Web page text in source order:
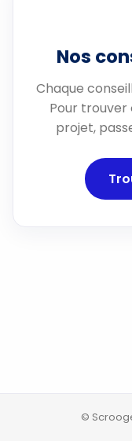
Nos
Chaque
Pour trouver
projet,
©